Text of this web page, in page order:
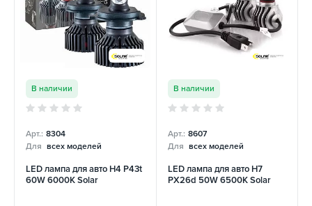
В наличии
Арт.: 8304
Для всех моделей
LED лампа для авто H4 P43t
60W 6000K Solar
В наличии
Арт.: 8607
Для всех моделей
LED лампа для авто H7
PX26d 50W 6500K Solar